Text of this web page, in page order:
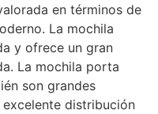
en términos de
La mochila
y ofrece un gran
La mochila porta
son grandes
distribución